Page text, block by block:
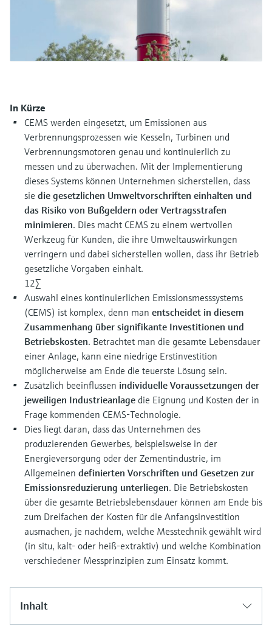
Produktspezifische Informationen und
Dokumente finden
Bestellcode oder Seriennummer finden
Füllstandsmessung Druck
Prozessphotometer
Memosens-Technologie
Alle ansehen
In Kürze
CEMS werden eingesetzt, um Emissionen aus
Verbrennungsprozessen wie Kesseln, Turbinen und
Verbrennungsmotoren genau und kontinuierlich zu
messen und zu überwachen. Mit der Implementierung
dieses Systems können Unternehmen sicherstellen, dass
sie die gesetzlichen Umweltvorschriften einhalten und
das Risiko von Bußgeldern oder Vertragsstrafen
minimieren. Dies macht CEMS zu einem wertvollen
Werkzeug für Kunden, die ihre Umweltauswirkungen
verringern und dabei sicherstellen wollen, dass ihr Betrieb
gesetzliche Vorgaben einhält.
12∑
Auswahl eines kontinuierlichen Emissionsmesssystems
(CEMS) ist komplex, denn man entscheidet in diesem
Zusammenhang über signifikante Investitionen und
Betriebskosten. Betrachtet man die gesamte Lebensdauer
einer Anlage, kann eine niedrige Erstinvestition
möglicherweise am Ende die teuerste Lösung sein.
Zusätzlich beeinflussen individuelle Voraussetzungen der
jeweiligen Industrieanlage die Eignung und Kosten der in
Frage kommenden CEMS-Technologie.
Dies liegt daran, dass das Unternehmen des
produzierenden Gewerbes, beispielsweise in der
Energieversorgung oder der Zementindustrie, im
Allgemeinen definierten Vorschriften und Gesetzen zur
Emissionsreduzierung unterliegen. Die Betriebskosten
über die gesamte Betriebslebensdauer können am Ende bis
zum Dreifachen der Kosten für die Anfangsinvestition
ausmachen, je nachdem, welche Messtechnik gewählt wird
(in situ, kalt- oder heiß-extraktiv) und welche Kombination
verschiedener Messprinzipien zum Einsatz kommt.
Inhalt